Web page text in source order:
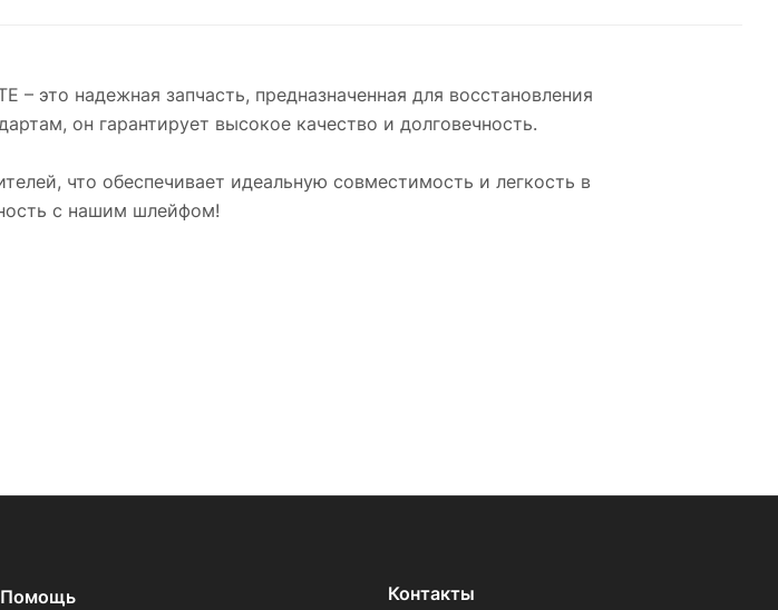
– это надежная запчасть, предназначенная для восстановления
он гарантирует высокое качество и долговечность.
что обеспечивает идеальную совместимость и легкость в
с нашим шлейфом!
Помощь Контакты